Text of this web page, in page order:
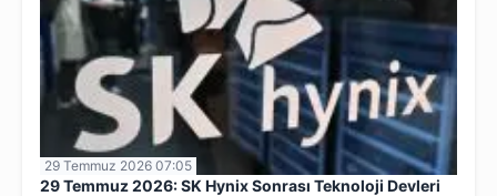
29 Temmuz 2026 07:05
29 Temmuz 2026: SK Hynix Sonrası Teknoloji Devleri